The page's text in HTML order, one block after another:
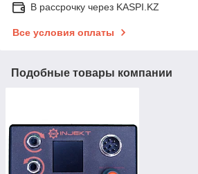
В рассрочку через KASPI.KZ
Все условия оплаты
Подобные товары компании